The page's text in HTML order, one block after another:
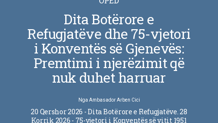
Dita Botërore e
Refugjatëve dhe 75-vjetori
i Konventës së Gjenevës:
Premtimi i njerëzimit që
nuk duhet harruar
Nga Ambasador Arben Cici
20 Qershor 2026 - Dita Botërore e Refugjatëve. 28
Korrik 2026 - 75-vjetori i Konventës së vitit 1951